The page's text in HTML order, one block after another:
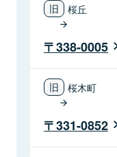
桜丘
338-0005
桜木町
331-0852